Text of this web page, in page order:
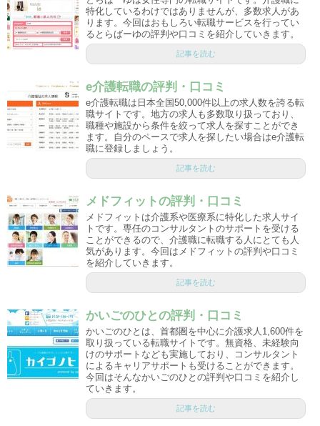
特化しているわけではありませんが、多数求人があ
ります。今回はおもしろい転職サービスを行ってい
るとらばーゆの評判や口コミを紹介していきます。
記事を読む
e介護転職の評判・口コミ
e介護転職は日本全国50,000件以上の求人数を誇る転
職サイトです。地方の求人も多数取り扱っており、
職種や施設から条件を絞って求人を探すことができ
ます。自分のペースで求人を探したい場合はe介護転
職に登録しましょう。
記事を読む
メドフィットの評判・口コミ
メドフィットは介護系や医療系に特化した求人サイ
トです。専任のコンサルタントのサポートを受ける
ことができるので、介護職に転職する人にとても人
気があります。今回はメドフィットの評判や口コミ
を紹介していきます。
記事を読む
かいごのひとの評判・口コミ
かいごのひとは、首都圏を中心に介護求人1,600件を
取り扱っている転職サイトです。無資格、未経験向
けのサポートなども実施しており、コンサルタント
によるキャリアサポートも受けることができます。
今回はそんなかいごのひとの評判や口コミを紹介し
ていきます。
記事を読む